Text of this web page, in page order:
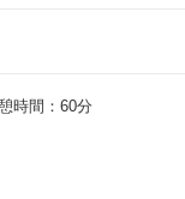
時間：60分